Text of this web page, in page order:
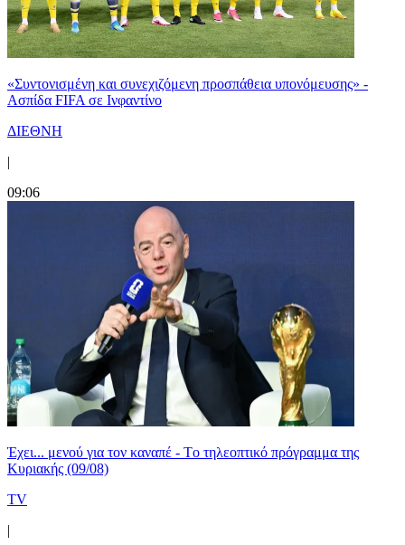
«Συντονισμένη και συνεχιζόμενη προσπάθεια υπονόμευσης» -
Ασπίδα FIFA σε Ινφαντίνο
ΔΙΕΘΝΗ
|
09:06
Έχει... μενού για τον καναπέ - Tο τηλεοπτικό πρόγραμμα της
Κυριακής (09/08)
TV
|